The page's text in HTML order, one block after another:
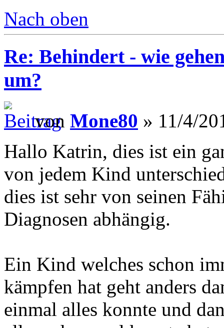
Nach oben
Re: Behindert - wie
um?
von Mone80 » 11/4/
Hallo Katrin, dies ist ein
von jedem Kind
dies ist sehr von seinen
Diagnosen abhängig.
Ein Kind welches schon
kämpfen hat geht anders
einmal alles konnte und